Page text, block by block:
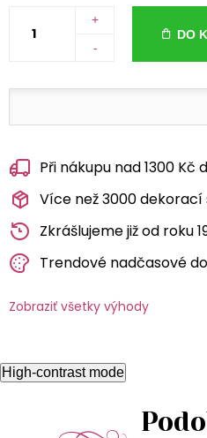
+
-
DO
Při nákupu nad 1300
Více než 3000
Zkrášlujeme již od roku
Trendové nadčasové
Zobraziť všetky výhody
High-contrast mode